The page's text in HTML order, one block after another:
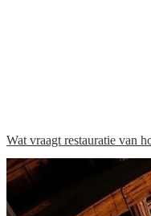
Wat vraagt restauratie van